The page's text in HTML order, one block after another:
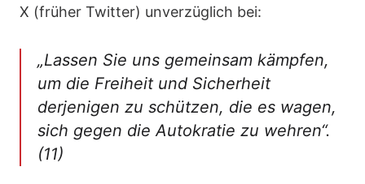
X (früher Twitter) unverzüglich bei:
„Lassen Sie uns gemeinsam kämpfen,
um die Freiheit und Sicherheit
derjenigen zu schützen, die es wagen,
sich gegen die Autokratie zu wehren“.
(11)